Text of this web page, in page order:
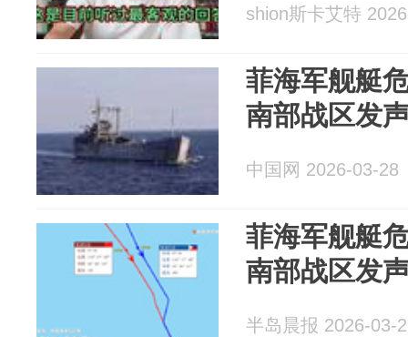
shion斯卡艾特
菲海军舰艇
南部战区发
中国网 2026-03-28
菲海军舰艇
南部战区发
半岛晨报 2026-03-